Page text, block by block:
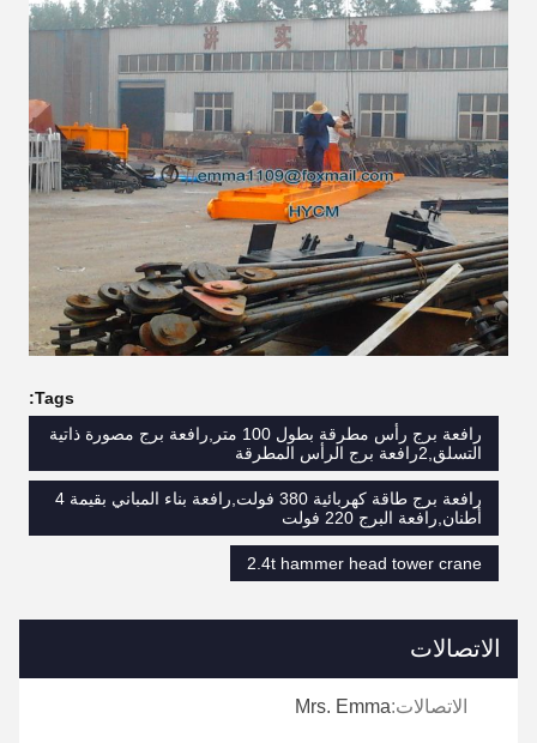
Tags:
رافعة برج رأس مطرقة بطول 100 متر,رافعة برج مصورة ذاتية
التسلق,2رافعة برج الرأس المطرقة
رافعة برج طاقة كهربائية 380 فولت,رافعة بناء المباني بقيمة 4
أطنان,رافعة البرج 220 فولت
2.4t hammer head tower crane
الاتصالات
الاتصالات:Mrs. Emma